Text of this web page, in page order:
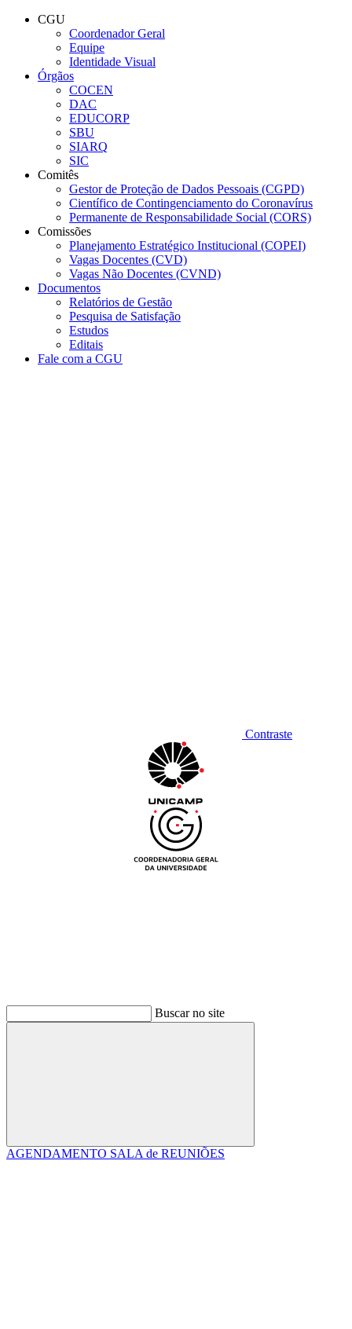
Conteúdo principal
CGU
Coordenador Geral
Equipe
Identidade Visual
Órgãos
COCEN
DAC
EDUCORP
SBU
SIARQ
SIC
Comitês
Gestor de Proteção de Dados Pessoais (CGPD)
Científico de Contingenciamento do Coronavírus
Permanente de Responsabilidade Social (CORS)
Comissões
Planejamento Estratégico Institucional (COPEI)
Vagas Docentes (CVD)
Vagas Não Docentes (CVND)
Documentos
Relatórios de Gestão
Pesquisa de Satisfação
Estudos
Editais
Fale com a CGU
Contraste
Buscar no site
Buscar
AGENDAMENTO SALA de REUNIÕES